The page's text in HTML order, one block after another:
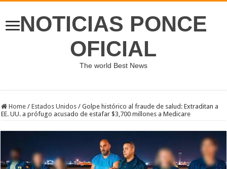
NOTICIAS PONCE
OFICIAL
The world Best News
Home / Estados Unidos / Golpe histórico al fraude de salud: Extraditan a
EE. UU. a prófugo acusado de estafar $3,700 millones a Medicare